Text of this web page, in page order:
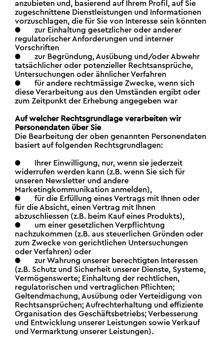
anzubieten und, basierend auf Ihrem Profil, auf Sie
zugeschnittene Dienstleistungen und Informationen
vorzuschlagen, die für Sie von Interesse sein könnten
● zur Einhaltung gesetzlicher oder anderer
regulatorischer Anforderungen und interner
Vorschriften
● zur Begründung, Ausübung und/oder Abwehr
tatsächlicher oder potenzieller Rechtsansprüche,
Untersuchungen oder ähnlicher Verfahren
● für andere rechtmässige Zwecke, wenn sich
diese Verarbeitung aus den Umständen ergibt oder
zum Zeitpunkt der Erhebung angegeben war
Auf welcher Rechtsgrundlage verarbeiten wir
Personendaten über Sie
Die Bearbeitung der oben genannten Personendaten
basiert auf folgenden Rechtsgrundlagen:
● Ihrer Einwilligung, nur, wenn sie jederzeit
widerrufen werden kann (z.B. wenn Sie sich für
unseren Newsletter und andere
Marketingkommunikation anmelden),
● für die Erfüllung eines Vertrags mit Ihnen oder
für die Absicht, einen Vertrag mit Ihnen
abzuschliessen (z.B. beim Kauf eines Produkts),
● um einer gesetzlichen Verpflichtung
nachzukommen (z.B. aus steuerlichen Gründen oder
zum Zwecke von gerichtlichen Untersuchungen
oder Verfahren) oder
● zur Wahrung unserer berechtigten Interessen
(z.B. Schutz und Sicherheit unserer Dienste, Systeme,
Vermögenswerte; Einhaltung der rechtlichen,
regulatorischen und vertraglichen Pflichten;
Geltendmachung, Ausübung oder Verteidigung von
Rechtsansprüchen; Aufrechterhaltung und effiziente
Organisation des Geschäftsbetriebs; Verbesserung
und Entwicklung unserer Leistungen sowie Verkauf
und Vermarktung unserer Leistungen).